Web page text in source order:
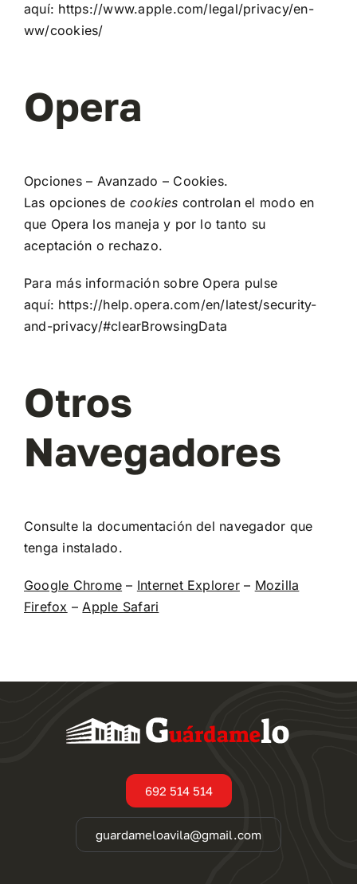
aquí: https://www.apple.com/legal/privacy/en-
ww/cookies/
Opera
Opciones – Avanzado – Cookies.
Las opciones de cookies controlan el modo en
que Opera los maneja y por lo tanto su
aceptación o rechazo.
Para más información sobre Opera pulse
aquí: https://help.opera.com/en/latest/security-
and-privacy/#clearBrowsingData
Otros
Navegadores
Consulte la documentación del navegador que
tenga instalado.
Google Chrome – Internet Explorer– Mozilla
Firefox –Apple Safari
692 514 514
guardameloavila@gmail.com